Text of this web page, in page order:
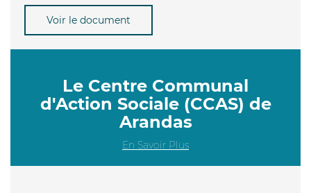
Voir le document
Le Centre Communal
d'Action Sociale (CCAS) de
Arandas
En Savoir Plus